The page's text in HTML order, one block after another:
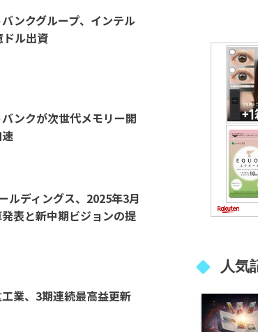
ンクグループ、インテル
ドル出資
ンクが次世代メモリー開
ルディングス、2025年3月
表と新中期ビジョンの提
業、3期連続最高益更新
人気